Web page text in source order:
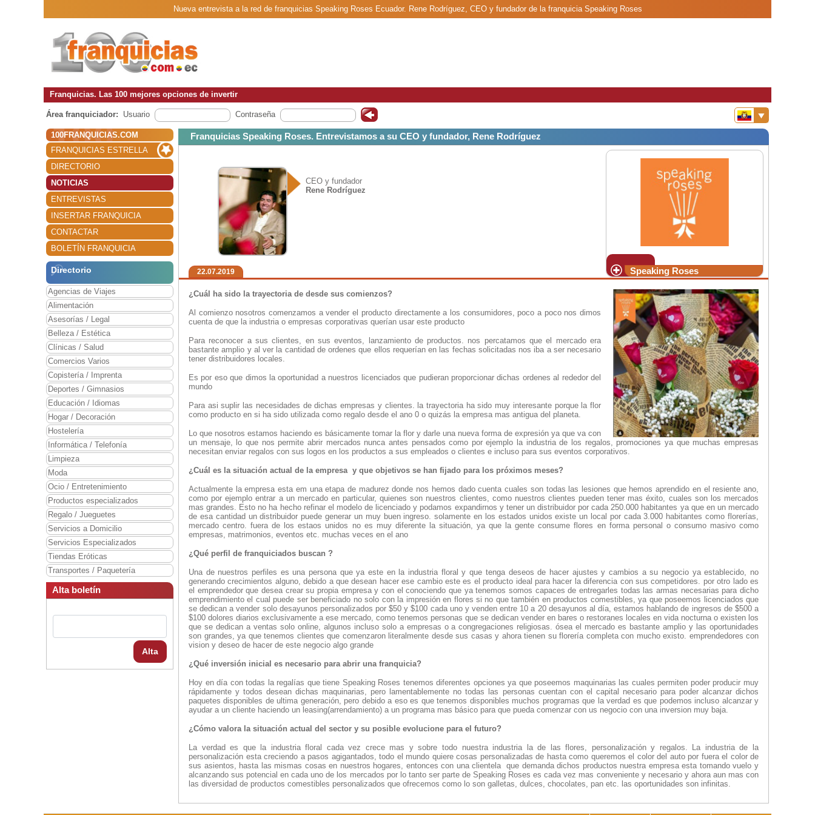
Nueva entrevista a la red de franquicias Speaking Roses Ecuador. Rene Rodríguez, CEO y fundador de la franquicia Speaking Roses
Franquicias. Las 100 mejores opciones de invertir
Área franquiciador: Usuario Contraseña
100FRANQUICIAS.COM
FRANQUICIAS ESTRELLA
DIRECTORIO
NOTICIAS
ENTREVISTAS
INSERTAR FRANQUICIA
CONTACTAR
BOLETÍN FRANQUICIA
Directorio
Agencias de Viajes
Alimentación
Asesorías / Legal
Belleza / Estética
Clínicas / Salud
Comercios Varios
Copistería / Imprenta
Deportes / Gimnasios
Educación / Idiomas
Hogar / Decoración
Hostelería
Informática / Telefonía
Limpieza
Moda
Ocio / Entretenimiento
Productos especializados
Regalo / Jueguetes
Servicios a Domicilio
Servicios Especializados
Tiendas Eróticas
Transportes / Paquetería
Alta boletín
Alta
Franquicias Speaking Roses. Entrevistamos a su CEO y fundador, Rene Rodríguez
CEO y fundador
Rene Rodríguez
Speaking Roses
22.07.2019
¿Cuál ha sido la trayectoria de desde sus comienzos?
Al comienzo nosotros comenzamos a vender el producto directamente a los consumidores, poco a poco nos dimos
cuenta de que la industria o empresas corporativas querían usar este producto
Para reconocer a sus clientes, en sus eventos, lanzamiento de productos. nos percatamos que el mercado era
bastante amplio y al ver la cantidad de ordenes que ellos requerían en las fechas solicitadas nos iba a ser necesario
tener distribuidores locales.
Es por eso que dimos la oportunidad a nuestros licenciados que pudieran proporcionar dichas ordenes al rededor del
mundo
Para asi suplir las necesidades de dichas empresas y clientes. la trayectoria ha sido muy interesante porque la flor
como producto en si ha sido utilizada como regalo desde el ano 0 o quizás la empresa mas antigua del planeta.
Lo que nosotros estamos haciendo es básicamente tomar la flor y darle una nueva forma de expresión ya que va con
un mensaje, lo que nos permite abrir mercados nunca antes pensados como por ejemplo la industria de los regalos, promociones ya que muchas empresas
necesitan enviar regalos con sus logos en los productos a sus empleados o clientes e incluso para sus eventos corporativos.
¿Cuál es la situación actual de la empresa y que objetivos se han fijado para los próximos meses?
Actualmente la empresa esta em una etapa de madurez donde nos hemos dado cuenta cuales son todas las lesiones que hemos aprendido en el resiente ano,
como por ejemplo entrar a un mercado en particular, quienes son nuestros clientes, como nuestros clientes pueden tener mas éxito, cuales son los mercados
mas grandes. Esto no ha hecho refinar el modelo de licenciado y podamos expandirnos y tener un distribuidor por cada 250.000 habitantes ya que en un mercado
de esa cantidad un distribuidor puede generar un muy buen ingreso. solamente en los estados unidos existe un local por cada 3.000 habitantes como florerías,
mercado centro. fuera de los estaos unidos no es muy diferente la situación, ya que la gente consume flores en forma personal o consumo masivo como
empresas, matrimonios, eventos etc. muchas veces en el ano
¿Qué perfil de franquiciados buscan ?
Una de nuestros perfiles es una persona que ya este en la industria floral y que tenga deseos de hacer ajustes y cambios a su negocio ya establecido, no
generando crecimientos alguno, debido a que desean hacer ese cambio este es el producto ideal para hacer la diferencia con sus competidores. por otro lado es
el emprendedor que desea crear su propia empresa y con el conociendo que ya tenemos somos capaces de entregarles todas las armas necesarias para dicho
emprendimiento el cual puede ser beneficiado no solo con la impresión en flores si no que también en productos comestibles, ya que poseemos licenciados que
se dedican a vender solo desayunos personalizados por $50 y $100 cada uno y venden entre 10 a 20 desayunos al día, estamos hablando de ingresos de $500 a
$100 dolores diarios exclusivamente a ese mercado, como tenemos personas que se dedican vender en bares o restoranes locales en vida nocturna o existen los
que se dedican a ventas solo online, algunos incluso solo a empresas o a congregaciones religiosas. ósea el mercado es bastante amplio y las oportunidades
son grandes, ya que tenemos clientes que comenzaron literalmente desde sus casas y ahora tienen su florería completa con mucho existo. emprendedores con
vision y deseo de hacer de este negocio algo grande
¿Qué inversión inicial es necesario para abrir una franquicia?
Hoy en día con todas la regalías que tiene Speaking Roses tenemos diferentes opciones ya que poseemos maquinarias las cuales permiten poder producir muy
rápidamente y todos desean dichas maquinarias, pero lamentablemente no todas las personas cuentan con el capital necesario para poder alcanzar dichos
paquetes disponibles de ultima generación, pero debido a eso es que tenemos disponibles muchos programas que la verdad es que podemos incluso alcanzar y
ayudar a un cliente haciendo un leasing(arrendamiento) a un programa mas básico para que pueda comenzar con us negocio con una inversion muy baja.
¿Cómo valora la situación actual del sector y su posible evolucione para el futuro?
La verdad es que la industria floral cada vez crece mas y sobre todo nuestra industria la de las flores, personalización y regalos. La industria de la
personalización esta creciendo a pasos agigantados, todo el mundo quiere cosas personalizadas de hasta como queremos el color del auto por fuera el color de
sus asientos, hasta las mismas cosas en nuestros hogares, entonces con una clientela que demanda dichos productos nuestra empresa esta tomando vuelo y
alcanzando sus potencial en cada uno de los mercados por lo tanto ser parte de Speaking Roses es cada vez mas conveniente y necesario y ahora aun mas con
las diversidad de productos comestibles personalizados que ofrecemos como lo son galletas, dulces, chocolates, pan etc. las oportunidades son infinitas.